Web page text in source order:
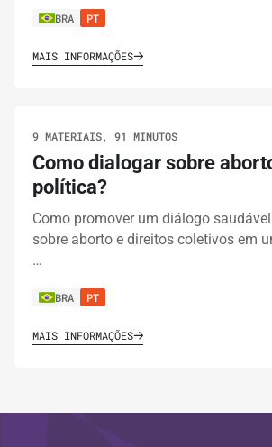
BRA PT
MAIS INFORMAÇÕES
9 MATERIAIS, 91 MINUTOS
Como dialogar sobre
política?
Como promover um diálogo
sobre aborto e direitos coletivos em
…
BRA PT
MAIS INFORMAÇÕES